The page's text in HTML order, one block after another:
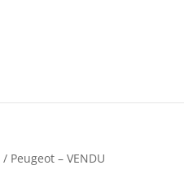
/ Peugeot – VENDU